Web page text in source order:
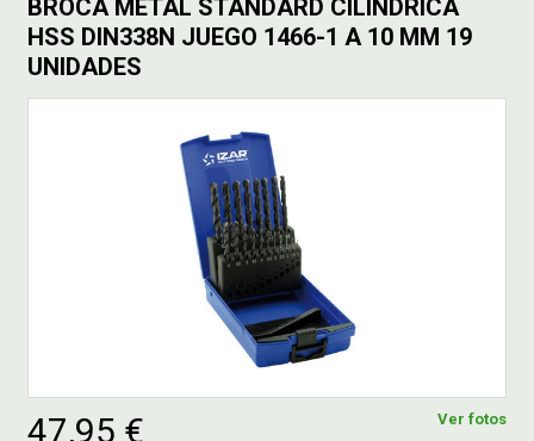
BROCA METAL STANDARD CILINDRICA
HSS DIN338N JUEGO 1466-1 A 10 MM 19
UNIDADES
Ver fotos
47,95 €
OFERTAS
BLOG
CONTACTAR
FERROVICMAR